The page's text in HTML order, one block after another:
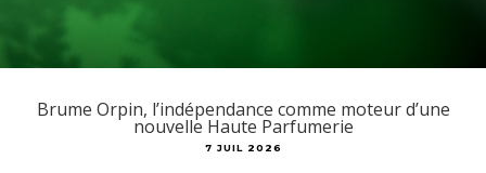
Brume Orpin, l’indépendance comme moteur d’une
nouvelle Haute Parfumerie
7 JUIL 2026